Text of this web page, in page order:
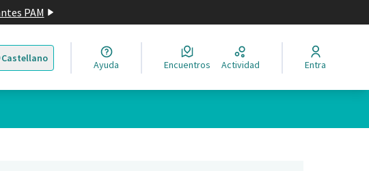
PAM
Castellano
la llengua Elegir el idioma
Ayuda Encuentros Actividad Entra